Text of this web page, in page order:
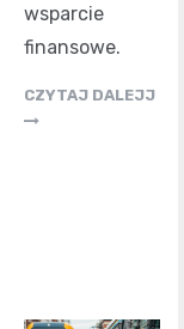
wsparcie
finansowe.
CZYTAJ DALEJJ